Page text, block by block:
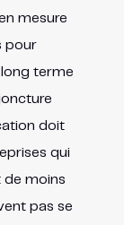
mesure
pour
terme
doit
qui
de moins
pas se